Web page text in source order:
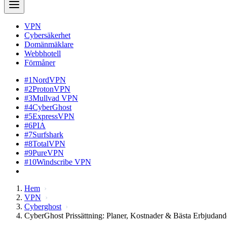
VPN
Cybersäkerhet
Domänmäklare
Webbhotell
Förmåner
#1NordVPN
#2ProtonVPN
#3Mullvad VPN
#4CyberGhost
#5ExpressVPN
#6PIA
#7Surfshark
#8TotalVPN
#9PureVPN
#10Windscribe VPN
Hem
VPN
Cyberghost
CyberGhost Prissättning: Planer, Kostnader & Bästa